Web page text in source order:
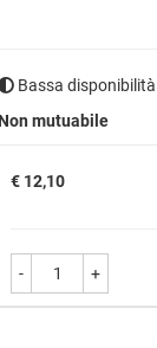
Bassa disponibilità
Non mutuabile
Prezzo
€ 12,10
- +